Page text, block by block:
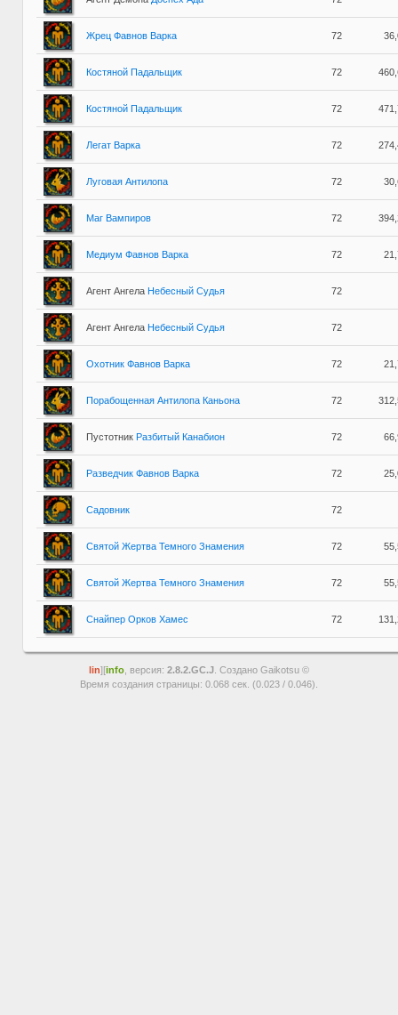
Жрец Фавнов Варка 72
Костяной Падальщик 72
Костяной Падальщик 72
Легат Варка 72
Луговая Антилопа 72
Маг Вампиров 72
Медиум Фавнов Варка 72
Агент Ангела Небесный Судья 72
Агент Ангела Небесный Судья 72
Охотник Фавнов Варка 72
Порабощенная Антилопа Каньона 72
Пустотник Разбитый Канабион 72
Разведчик Фавнов Варка 72
Садовник 72
Святой Жертва Темного Знамения 72
Святой Жертва Темного Знамения 72
Снайпер Орков Хамес 72
lin][info , версия: 2.8.2.GC.J . Создано Gaikotsu ©
Время создания страницы: 0.068 сек. (0.023 / 0.046).